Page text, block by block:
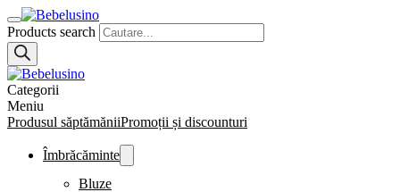
Products search
Categorii
Meniu
Produsul săptămăniiPromoții și discounturi
Îmbrăcăminte
Bluze